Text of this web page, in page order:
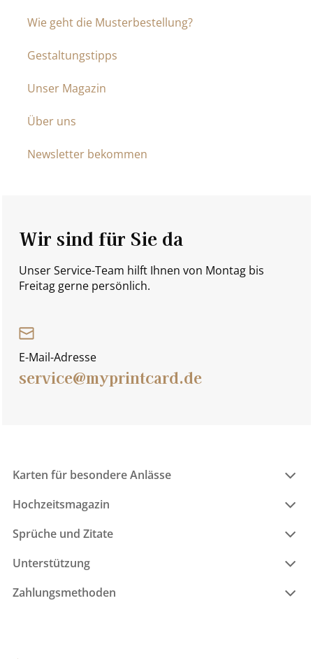
Wie geht die Musterbestellung?
Gestaltungstipps
Unser Magazin
Über uns
Newsletter bekommen
Wir sind für Sie da
Unser Service-Team hilft Ihnen von Montag bis
Freitag gerne persönlich.
E-Mail-Adresse
service@myprintcard.de
Karten für besondere Anlässe
Hochzeitsmagazin
Sprüche und Zitate
Unterstützung
Zahlungsmethoden